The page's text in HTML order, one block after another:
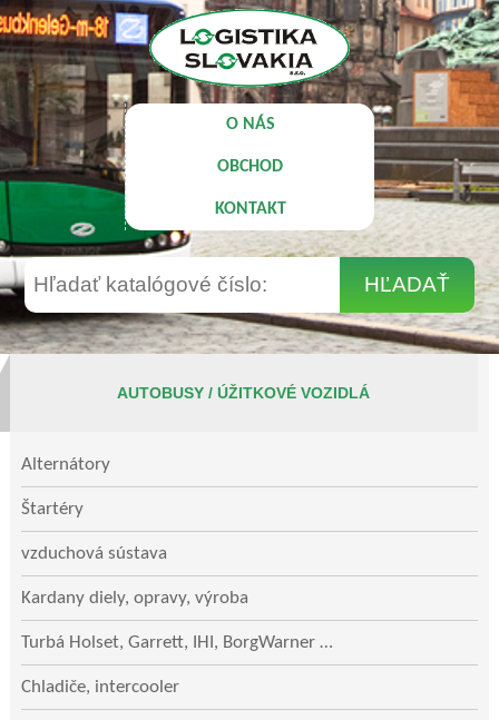
O NÁS
OBCHOD
KONTAKT
AUTOBUSY / ÚŽITKOVÉ VOZIDLÁ
Alternátory
Štartéry
vzduchová sústava
Kardany diely, opravy, výroba
Turbá Holset, Garrett, IHI, BorgWarner …
Chladiče, intercooler